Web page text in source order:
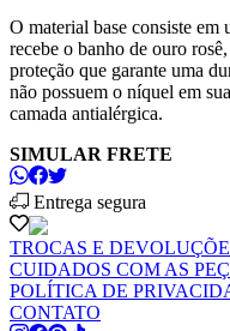
O material base consiste em
recebe o banho de ouro
proteção que garante uma
não possuem o níquel em
camada antialérgica.
SIMULAR FRETE
Entrega segura
TROCAS E
CUIDADOS COM AS
POLÍTICA DE
CONTATO